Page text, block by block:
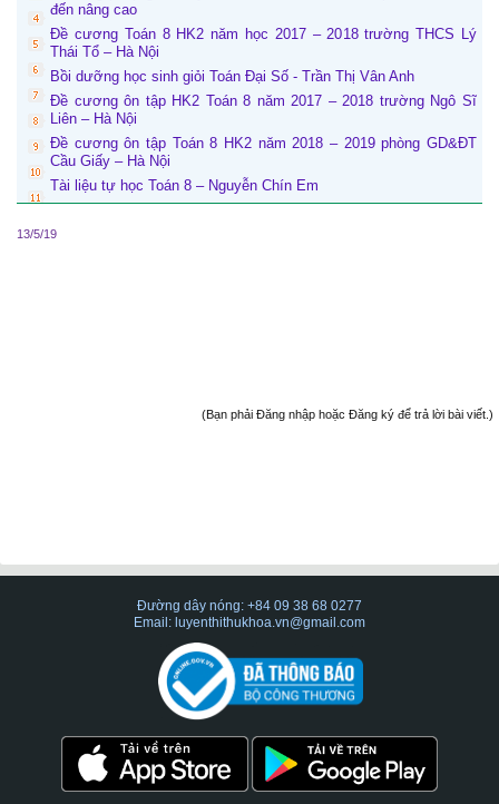
đến nâng cao
Đề cương Toán 8 HK2 năm học 2017 – 2018 trường THCS Lý
Thái Tổ – Hà Nội
Bồi dưỡng học sinh giỏi Toán Đại Số - Trần Thị Vân Anh
Đề cương ôn tập HK2 Toán 8 năm 2017 – 2018 trường Ngô Sĩ
Liên – Hà Nội
Đề cương ôn tập Toán 8 HK2 năm 2018 – 2019 phòng GD&ĐT
Cầu Giấy – Hà Nội
Tài liệu tự học Toán 8 – Nguyễn Chín Em
13/5/19
(Bạn phải Đăng nhập hoặc Đăng ký để trả lời bài viết.)
Đường dây nóng: +84 09 38 68 0277
Email: luyenthithukhoa.vn@gmail.com